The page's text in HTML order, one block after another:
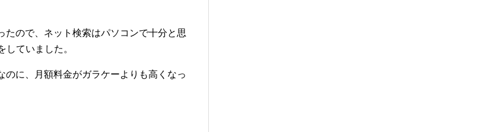
ので、ネット検索はパソコンで十分と思
していました。
に、月額料金がガラケーよりも高くなっ